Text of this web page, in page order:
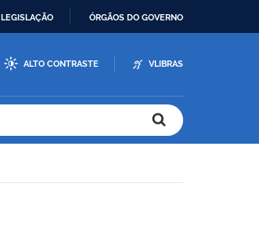
LEGISLAÇÃO ÓRGÃOS DO GOVERNO
ALTO CONTRASTE VLIBRAS